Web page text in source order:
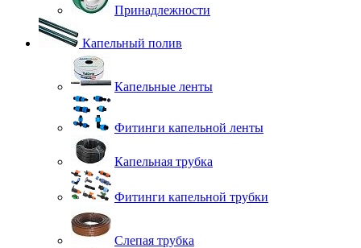
Принадлежности
Капельный полив
Капельные ленты
Фитинги капельной ленты
Капельная трубка
Фитинги капельной трубки
Слепая трубка